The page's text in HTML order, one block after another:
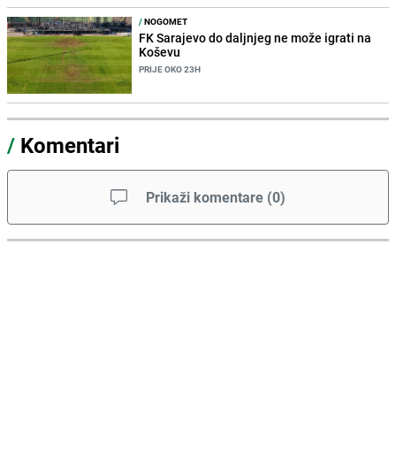
/NOGOMET
FK Sarajevo do daljnjeg ne može igrati na
Koševu
PRIJE OKO 23H
/ Komentari
Prikaži komentare (0)